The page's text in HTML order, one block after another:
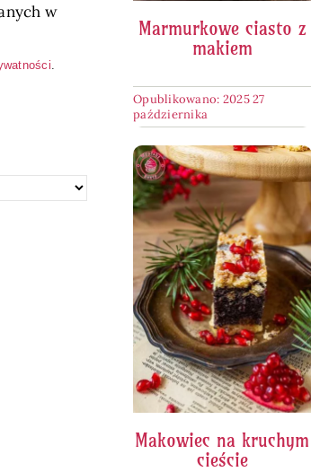
w
Marmurkowe ciasto z
makiem
Opublikowano: 2025 27
października
Makowiec na kruchym
cieście